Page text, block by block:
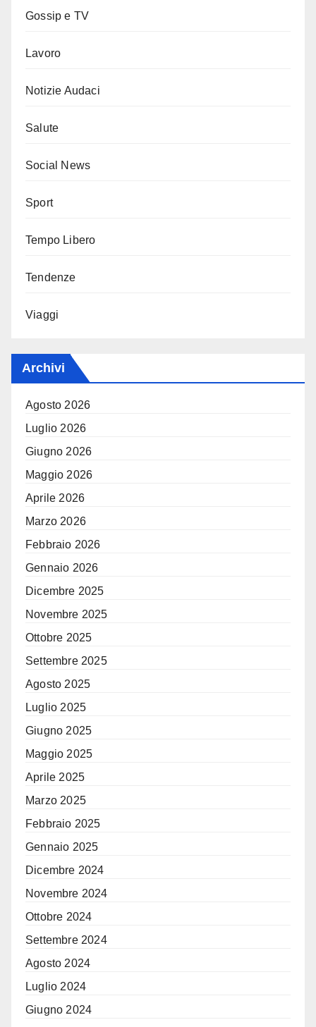
Gossip e TV
Lavoro
Notizie Audaci
Salute
Social News
Sport
Tempo Libero
Tendenze
Viaggi
Archivi
Agosto 2026
Luglio 2026
Giugno 2026
Maggio 2026
Aprile 2026
Marzo 2026
Febbraio 2026
Gennaio 2026
Dicembre 2025
Novembre 2025
Ottobre 2025
Settembre 2025
Agosto 2025
Luglio 2025
Giugno 2025
Maggio 2025
Aprile 2025
Marzo 2025
Febbraio 2025
Gennaio 2025
Dicembre 2024
Novembre 2024
Ottobre 2024
Settembre 2024
Agosto 2024
Luglio 2024
Giugno 2024